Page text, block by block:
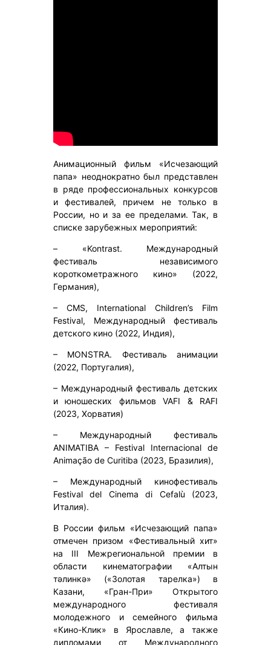
Анимационный фильм «Исчезающий
папа» неоднократно был представлен
в ряде профессиональных конкурсов
и фестивалей, причем не только в
России, но и за ее пределами. Так, в
списке зарубежных мероприятий:
– «Kontrast. Международный
фестиваль независимого
короткометражного кино» (2022,
Германия),
– CMS, International Children’s Film
Festival, Международный фестиваль
детского кино (2022, Индия),
– MONSTRA. Фестиваль анимации
(2022, Португалия),
– Международный фестиваль детских
и юношеских фильмов VAFI & RAFI
(2023, Хорватия)
– Международный фестиваль
ANIMATIBA – Festival Internacional de
Animação de Curitiba (2023, Бразилия),
– Международный кинофестиваль
Festival del Cinema di Cefalù (2023,
Италия).
В России фильм «Исчезающий папа»
отмечен призом «Фестивальный хит»
на III Межрегиональной премии в
области кинематографии «Алтын
тәлинкә» («Золотая тарелка») в
Казани, «Гран-При» Открытого
международного фестиваля
молодежного и семейного фильма
«Кино-Клик» в Ярославле, а также
дипломами от Международного